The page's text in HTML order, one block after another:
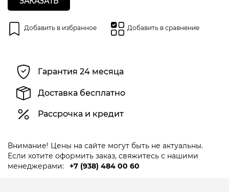
Добавить в избранное Добавить в сравнение
Гарантия 24 месяца
Доставка бесплатно
Рассрочка и кредит
Внимание! Цены на сайте могут быть не актуальны.
Если хотите оформить заказ, свяжитесь с нашими
менеджерами:
+7 (938) 484 00 60